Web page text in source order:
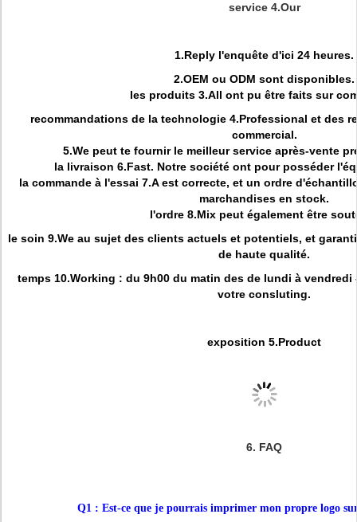
service 4.Our
1.Reply l'enquête d'ici 24 heures.
2.OEM ou ODM sont disponibles.
les produits 3.All ont pu être faits sur
recommandations de la technologie 4.Professional et des
commercial.
5.We peut te fournir le meilleur service après-vente
la livraison 6.Fast. Notre société ont pour posséder
la commande à l'essai 7.A est correcte, et un ordre
marchandises en stock.
l'ordre 8.Mix peut également être
le soin 9.We au sujet des clients actuels et potentiels, et
de haute qualité.
temps 10.Working : du 9h00 du matin des de lundi à vendredi
votre consluting.
exposition 5.Product
6. FAQ
Q1 : Est-ce que je pourrais imprimer mon propre logo